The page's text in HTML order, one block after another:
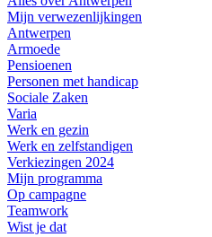
Mijn verwezenlijkingen
Antwerpen
Armoede
Pensioenen
Personen met handicap
Sociale Zaken
Varia
Werk en gezin
Werk en zelfstandigen
Verkiezingen 2024
Mijn programma
Op campagne
Teamwork
Wist je dat